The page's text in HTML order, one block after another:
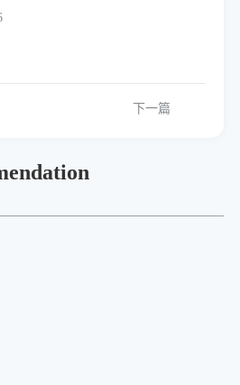
下一篇